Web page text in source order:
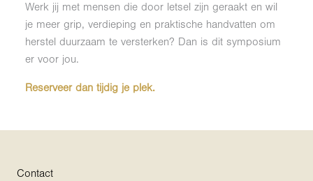
Werk jij met mensen die door letsel zijn geraakt en wil
je meer grip, verdieping en praktische handvatten om
herstel duurzaam te versterken? Dan is dit symposium
er voor jou.
Reserveer dan tijdig je plek.
Contact